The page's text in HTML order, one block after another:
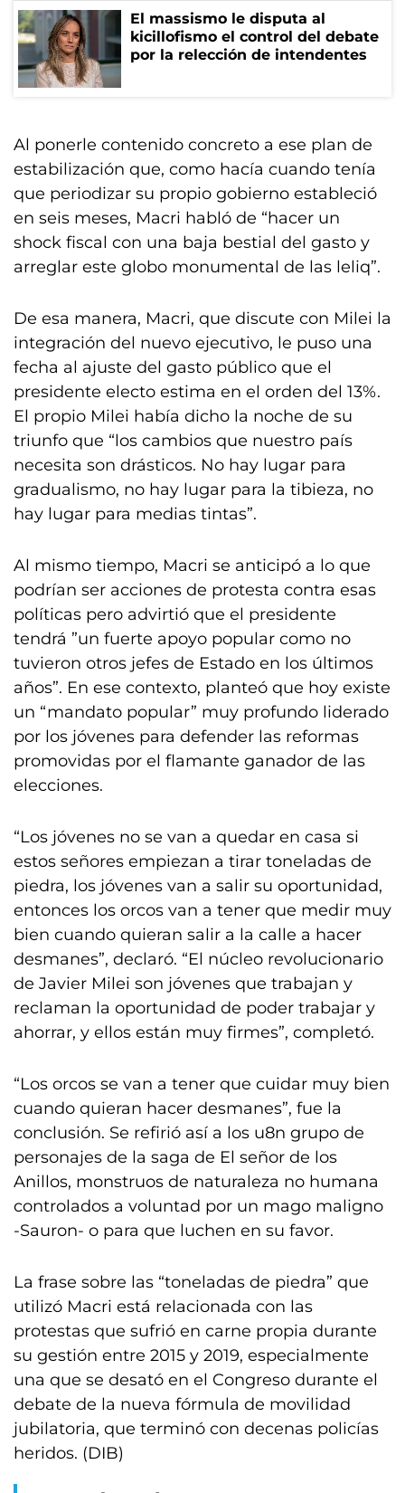
El massismo le disputa al
kicillofismo el control del debate
por la relección de intendentes
Al ponerle contenido concreto a ese plan de
estabilización que, como hacía cuando tenía
que periodizar su propio gobierno estableció
en seis meses, Macri habló de “hacer un
shock fiscal con una baja bestial del gasto y
arreglar este globo monumental de las leliq”.
De esa manera, Macri, que discute con Milei la
integración del nuevo ejecutivo, le puso una
fecha al ajuste del gasto público que el
presidente electo estima en el orden del 13%.
El propio Milei había dicho la noche de su
triunfo que “los cambios que nuestro país
necesita son drásticos. No hay lugar para
gradualismo, no hay lugar para la tibieza, no
hay lugar para medias tintas”.
Al mismo tiempo, Macri se anticipó a lo que
podrían ser acciones de protesta contra esas
políticas pero advirtió que el presidente
tendrá ”un fuerte apoyo popular como no
tuvieron otros jefes de Estado en los últimos
años”. En ese contexto, planteó que hoy existe
un “mandato popular” muy profundo liderado
por los jóvenes para defender las reformas
promovidas por el flamante ganador de las
elecciones.
“Los jóvenes no se van a quedar en casa si
estos señores empiezan a tirar toneladas de
piedra, los jóvenes van a salir su oportunidad,
entonces los orcos van a tener que medir muy
bien cuando quieran salir a la calle a hacer
desmanes”, declaró. “El núcleo revolucionario
de Javier Milei son jóvenes que trabajan y
reclaman la oportunidad de poder trabajar y
ahorrar, y ellos están muy firmes”, completó.
“Los orcos se van a tener que cuidar muy bien
cuando quieran hacer desmanes”, fue la
conclusión. Se refirió así a los u8n grupo de
personajes de la saga de El señor de los
Anillos, monstruos de naturaleza no humana
controlados a voluntad por un mago maligno
-Sauron- o para que luchen en su favor.
La frase sobre las “toneladas de piedra” que
utilizó Macri está relacionada con las
protestas que sufrió en carne propia durante
su gestión entre 2015 y 2019, especialmente
una que se desató en el Congreso durante el
debate de la nueva fórmula de movilidad
jubilatoria, que terminó con decenas policías
heridos. (DIB)